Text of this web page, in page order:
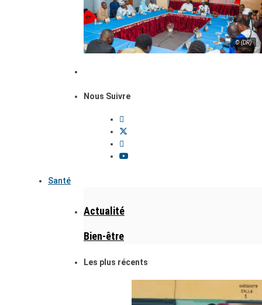
© (DR)
Nous Suivre
Santé
Actualité
Bien-être
Les plus récents